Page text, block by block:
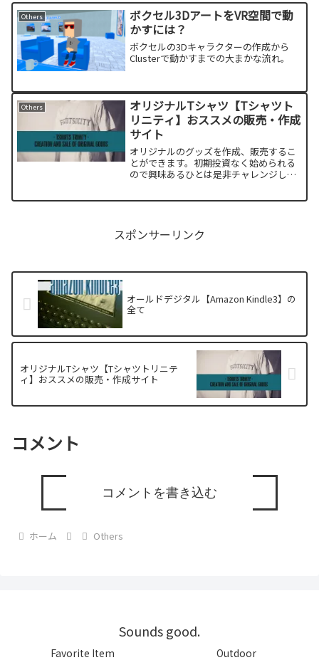
Others
ボクセル3DアートをVR空間で動
かすには？
ボクセルの3Dキャラクターの作成から
Clusterで動かすまでの大まかな流れ。
Others
オリジナルTシャツ【Tシャツト
リニティ】おススメの販売・作成
サイト
オリジナルのグッズを作成、販売するこ
とができます。初期投資なく始められる
ので興味あるひとは是非チャレンジして
スポンサーリンク
オールドデジタル【Amazon Kindle3】の
全て
オリジナルTシャツ【Tシャツトリニテ
ィ】おススメの販売・作成サイト
コメント
コメントを書き込む
ホーム Others
Sounds good.
Favorite Item
Outdoor